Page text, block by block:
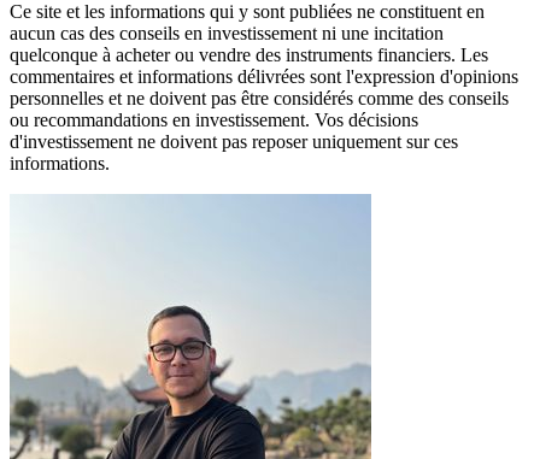
Ce site et les informations qui y sont publiées ne constituent en
aucun cas des conseils en investissement ni une incitation
quelconque à acheter ou vendre des instruments financiers. Les
commentaires et informations délivrées sont l'expression d'opinions
personnelles et ne doivent pas être considérés comme des conseils
ou recommandations en investissement. Vos décisions
d'investissement ne doivent pas reposer uniquement sur ces
informations.